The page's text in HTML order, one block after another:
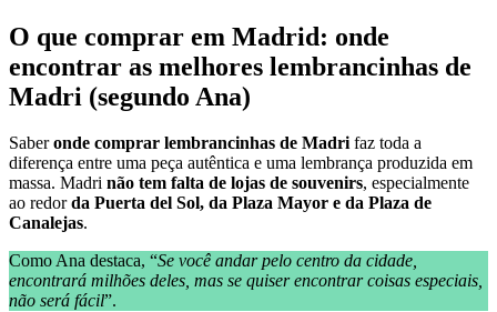
O que comprar em Madrid: onde
encontrar as melhores lembrancinhas de
Madri (segundo Ana)
Saberonde comprar lembrancinhas de Madrifaz toda a
diferença entre uma peça autêntica e uma lembrança produzida em
massa. Madri não tem falta de lojas de souvenirs, especialmente
ao redorda Puerta del Sol, da Plaza Mayor e da Plaza de
Canalejas.
Como Ana destaca, “Se você andar pelo centro da cidade,
encontrará milhões deles, mas se quiser encontrar coisas especiais,
não será fácil”.